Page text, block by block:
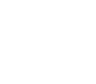
и оформление
по
подарки; 3.
Ваши
до получения
🎁 🎁! Купи с